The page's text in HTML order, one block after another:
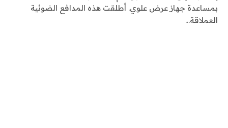
بمساعدة جهاز عرض علوي. أطلقت هذه المدافع الضوئية
العملاقة…